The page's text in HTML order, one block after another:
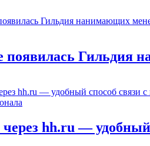
появилась Гильдия
hh.ru —